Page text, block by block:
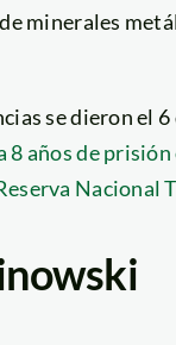
minerales
se dieron el
8 años de
Nacional